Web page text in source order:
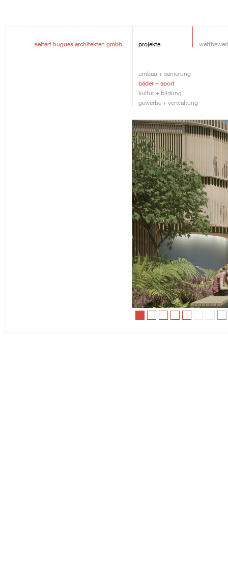
seifert hugues architekten gmbh projekte
umbau + sanierung
bäder + sport
kultur + bildung
gewerbe + verwaltung